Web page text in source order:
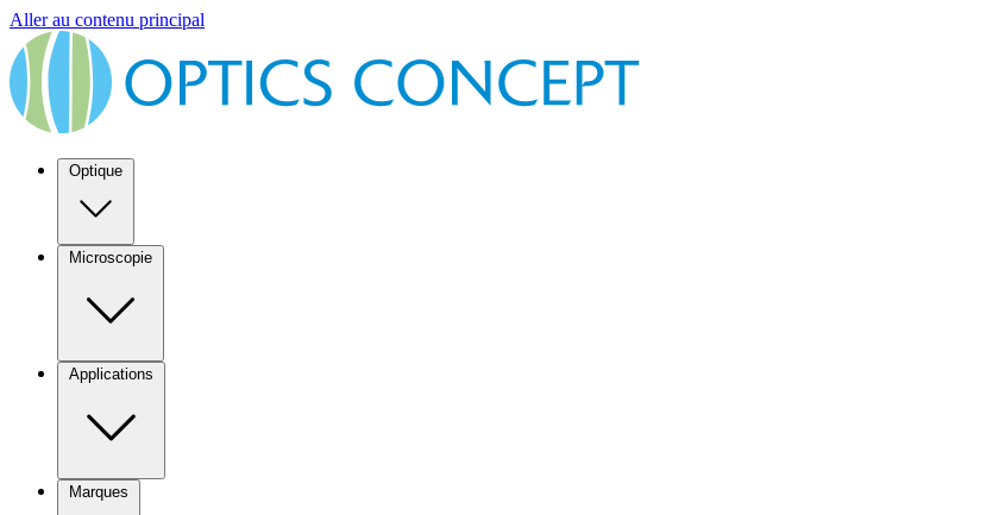
Aller au contenu principal
Optique
Microscopie
Applications
Marques